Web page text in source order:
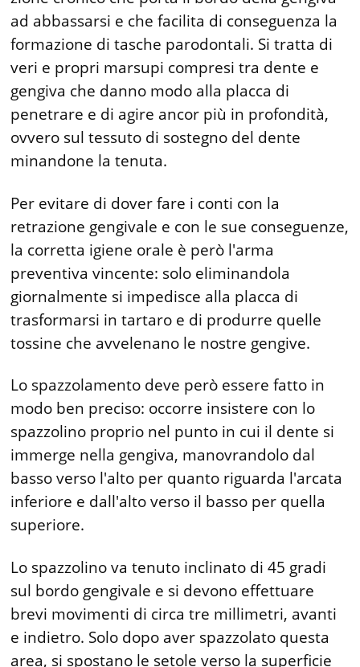
ad abbassarsi e che facilita di conseguenza la
for­mazione di tasche parodontali. Si tratta di
veri e propri marsu­pi compresi tra dente e
gengiva che danno modo alla placca di
penetrare e di agire ancor più in profondità,
ovvero sul tessuto di sostegno del dente
minando­ne la tenuta.
Per evitare di dover fare i conti con la
retrazione gengivale e con le sue conseguenze,
la cor­retta igiene orale è però l'arma
preventiva vincente: solo elimi­nandola
giornalmente si impedisce alla placca di
trasformarsi in tartaro e di produrre quelle
tossine che avvelenano le nostre gengive.
Lo spazzolamento deve però es­sere fatto in
modo ben preciso: occorre insistere con lo
spazzolino proprio nel punto in cui il dente si
immerge nel­la gengiva, manovrandolo dal
basso verso l'alto per quanto riguar­da l'arcata
inferiore e dall'alto verso il basso per quella
superiore.
Lo spazzolino va tenuto in­clinato di 45 gradi
sul bordo gengivale e si devono effett­uare
brevi movimenti di cir­ca tre millimetri, avanti
e indie­tro. Solo dopo aver spazzolato questa
area, si spostano le setole verso la superficie